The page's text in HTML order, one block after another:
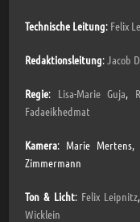
⁠Technische Leitung: Felix
Redaktionsleitung:Jacob
Regie: Lisa-Marie Guja,
Fadaeikhedmat
Kamera: Marie Mertens,
Zimmermann
Ton & Licht: Felix Leipnitz
Wicklein